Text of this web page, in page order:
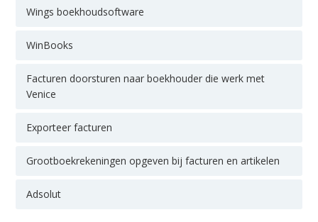
Wings boekhoudsoftware
WinBooks
Facturen doorsturen naar boekhouder die werk met
Venice
Exporteer facturen
Grootboekrekeningen opgeven bij facturen en artikelen
Adsolut